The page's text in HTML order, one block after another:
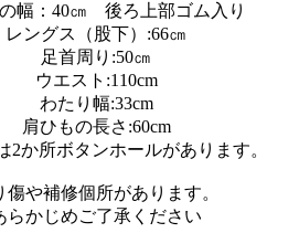
幅：40㎝ 後ろ上部ゴム入り
レングス（股下）:66㎝
足首周り:50㎝
ウエスト:110cm
わたり幅:33cm
肩ひもの長さ:60cm
2か所ボタンホールがあります。
傷や補修個所があります。
らかじめご了承ください